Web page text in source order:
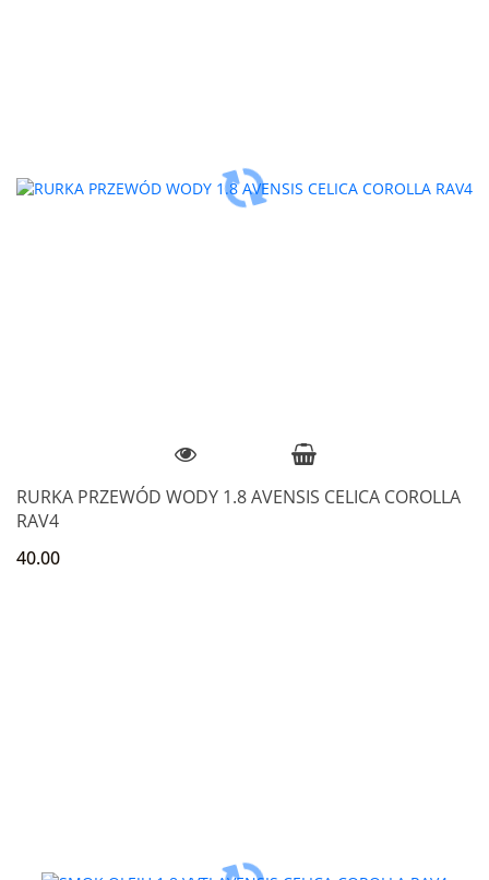
RURKA PRZEWÓD WODY 1.8 AVENSIS CELICA COROLLA
RAV4
40.00